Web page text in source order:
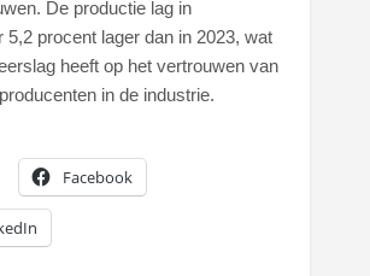
De productie lag in
5,2 procent lager dan in 2023, wat
heeft op het vertrouwen van
in de industrie.
Facebook